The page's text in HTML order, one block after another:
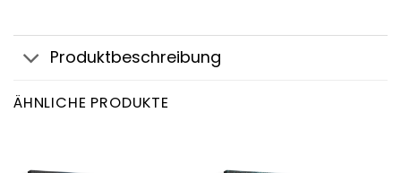
Produktbeschreibung
ÄHNLICHE PRODUKTE